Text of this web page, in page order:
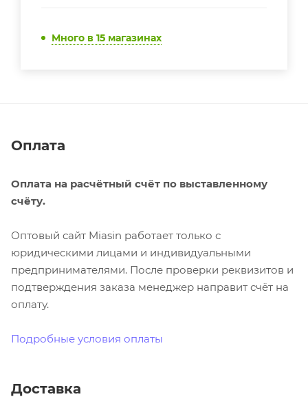
Много в 15 магазинах
Оплата
Оплата на расчётный счёт по выставленному
счёту.
Оптовый сайт Miasin работает только с
юридическими лицами и индивидуальными
предпринимателями. После проверки реквизитов и
подтверждения заказа менеджер направит счёт на
оплату.
Подробные условия оплаты
Доставка